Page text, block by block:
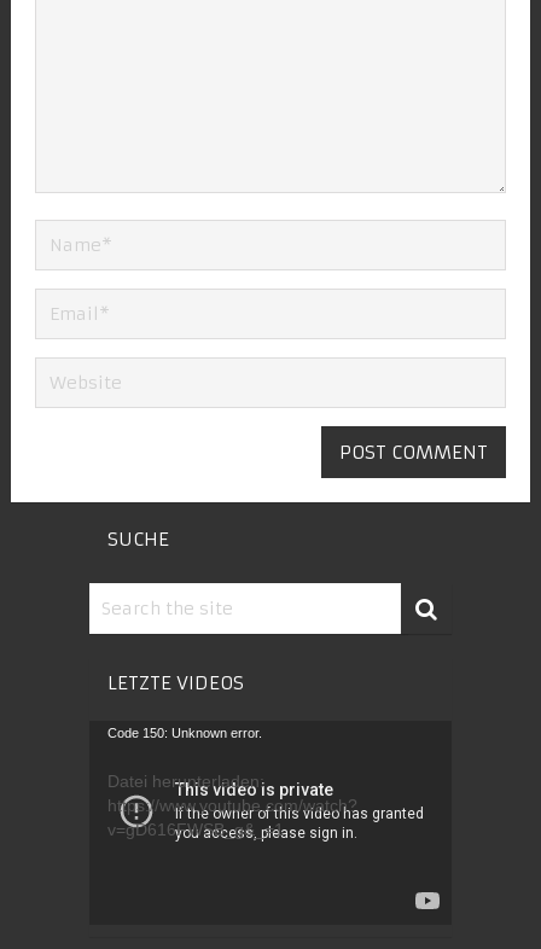
SUCHE
LETZTE VIDEOS
Video-
Code 150: Unknown error.
Datei herunterladen:
https://www.youtube.com/watch?
v=gD616FWSB_g&_=1